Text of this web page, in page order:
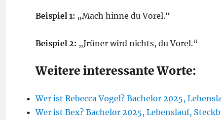
Beispiel 1: „Mach hinne du Vorel.“
Beispiel 2: „Jrüner wird nichts, du Vorel.“
Weitere interessante Worte:
Wer ist Rebecca Vogel? Bachelor 2025,
Wer ist Bex? Bachelor 2025, Lebenslauf,